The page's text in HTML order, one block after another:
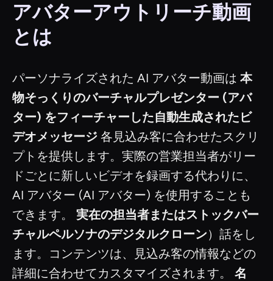
アバターアウトリーチ動画
とは
パーソナライズされた AI アバター動画は 本
物そっくりのバーチャルプレゼンター (アバ
ター) をフィーチャーした自動生成されたビ
デオメッセージ 各見込み客に合わせたスクリ
プトを提供します。実際の営業担当者がリー
ドごとに新しいビデオを録画する代わりに、
AI アバター (AI アバター) を使用することも
できます。 実在の担当者またはストックバー
チャルペルソナのデジタルクローン）話をし
ます。コンテンツは、見込み客の情報などの
詳細に合わせてカスタマイズされます。 名